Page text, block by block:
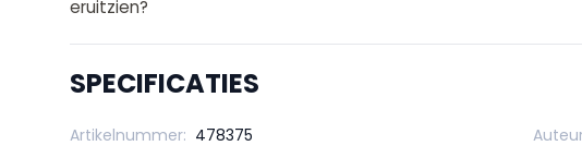
eruitzien?
SPECIFICATIES
Artikelnummer: 478375